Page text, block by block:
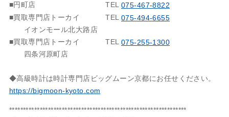
■円町店
TEL075-467-8822
■買取専門店トーカイ
イオンモール北大路店
TEL075-494-6655
■買取専門店トーカイ
四条河原町店
TEL075-255-1300
◆高級時計は時計専門店ビッグムーン京都にお任せください。
https://bigmoon-kyoto.com
****************************************************************